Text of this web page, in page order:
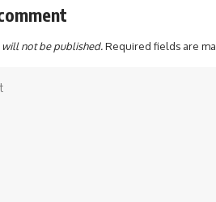
will not be published.Required fields are